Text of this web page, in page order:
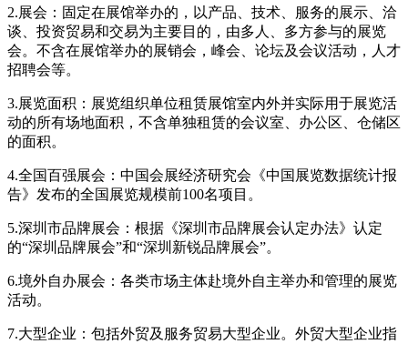
2.展会：固定在展馆举办的，以产品、技术、服务的展示、洽
谈、投资贸易和交易为主要目的，由多人、多方参与的展览
会。不含在展馆举办的展销会，峰会、论坛及会议活动，人才
招聘会等。
3.展览面积：展览组织单位租赁展馆室内外并实际用于展览活
动的所有场地面积，不含单独租赁的会议室、办公区、仓储区
的面积。
4.全国百强展会：中国会展经济研究会《中国展览数据统计报
告》发布的全国展览规模前100名项目。
5.深圳市品牌展会：根据《深圳市品牌展会认定办法》认定
的“深圳品牌展会”和“深圳新锐品牌展会”。
6.境外自办展会：各类市场主体赴境外自主举办和管理的展览
活动。
7.大型企业：包括外贸及服务贸易大型企业。外贸大型企业指